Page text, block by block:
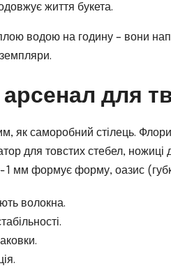
життя букета.
водою на годину – вони
для
як саморобний стілець.
для товстих стебел, ножиці
1 мм формує форму, оазис
волокна.